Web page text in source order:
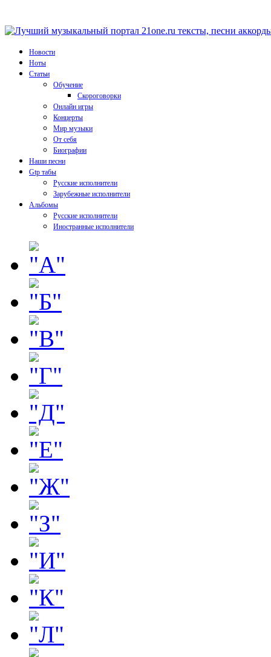
Новости
Ноты
Статьи
Обучение
Скороговорки
Онлайн игры
Концерты
Мир музыки
От себя
Биографии
Наши песни
Gtp табы
Русские исполнители
Зарубежные исполнители
Альбомы
Русские исполнители
Иностранные исполнители